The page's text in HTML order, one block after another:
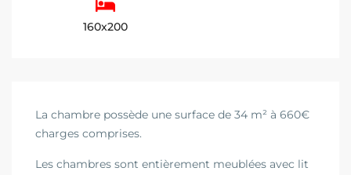
160x200
La chambre possède une surface de 34 m² à 660€
charges comprises.
Les chambres sont entièrement meublées avec lit